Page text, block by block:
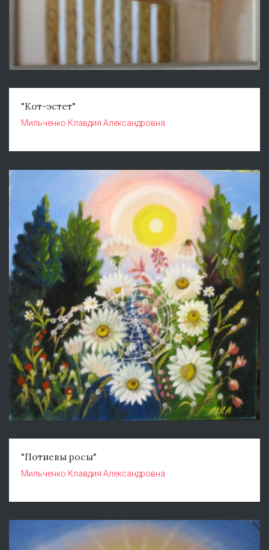
"Кот-эстет"
Мильченко Клавдия Александровна
"Потиевы росы"
Мильченко Клавдия Александровна